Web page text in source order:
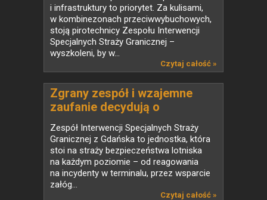
i infrastruktury to priorytet. Za kulisami,
w kombinezonach przeciwwybuchowych,
stoją pirotechnicy Zespołu Interwencji
Specjalnych Straży Granicznej –
wyszkoleni, by w...
Czytaj całość »
Zgrany zespół i wzajemne
zaufanie decydują o
skuteczności działań
Zespół Interwencji Specjalnych Straży
Granicznej z Gdańska to jednostka, która
stoi na straży bezpieczeństwa lotniska
na każdym poziomie – od reagowania
na incydenty w terminalu, przez wsparcie
załóg...
Czytaj całość »